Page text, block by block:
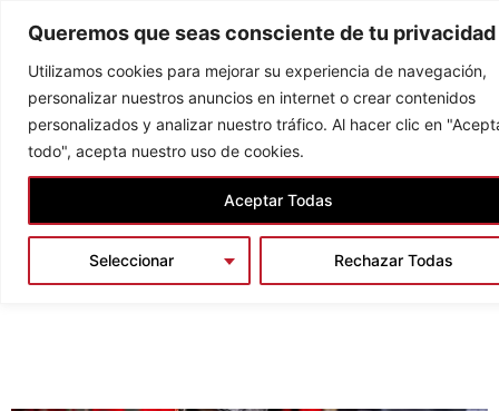
Queremos que seas consciente de tu privacidad
Utilizamos cookies para mejorar su experiencia de navegación,
personalizar nuestros anuncios en internet o crear contenidos
personalizados y analizar nuestro tráfico. Al hacer clic en
todo", acepta nuestro uso de cookies.
Seleccionar Rechazar Todas
Aceptar Todas
content
Tours